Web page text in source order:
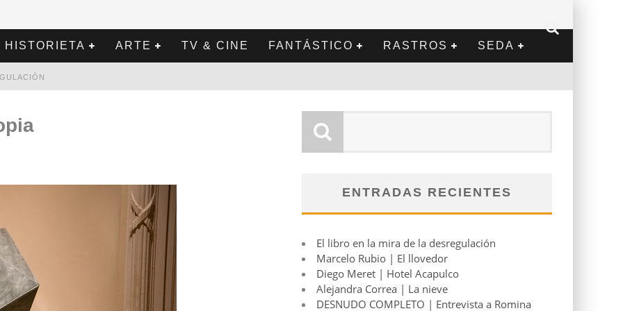
HISTORIETA ARTE TV & CINE FANTÁSTICO RASTROS SEDA
ENTRADAS RECIENTES
El libro en la mira de la desregulación
Marcelo Rubio | El llovedor
Diego Meret | Hotel Acapulco
Alejandra Correa | La nieve
DESNUDO COMPLETO | Entrevista a Romina